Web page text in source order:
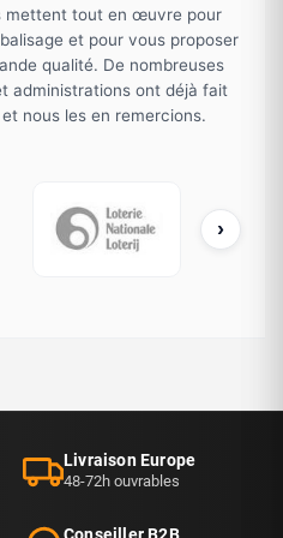
Honnête et réactif, je
vérifié
nos potelets d'accueil.
au cutter. Très bien pour
canaliser la file. Un peu plus
écarts d'espacement entre
mettent tout en œuvre pour
et pour vous proposer
qualité. De nombreuses
administrations ont déjà fait
nous les en remercions.
Loterie Nationale ›
Livraison Europe
48-72h ouvrables